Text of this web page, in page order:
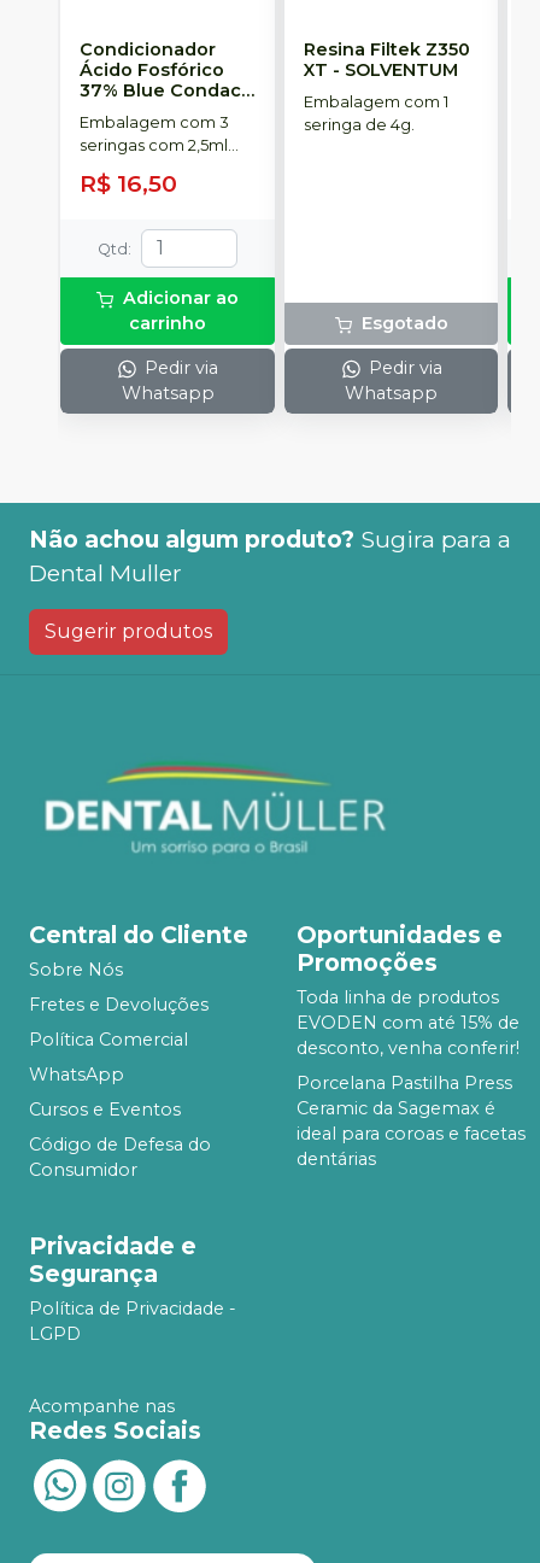
Condicionador
Ácido Fosfórico
37% Blue Condac-
FGM
Embalagem com 3
seringas com 2,5ml
cada uma e 3
ponteiras para
R$ 16,50
Qtd :
Adicionar ao
carrinho
Pedir via
Whatsapp
Resina Filtek Z350
XT - SOLVENTUM
Embalagem com 1
seringa de 4g.
Esgotado
Pedir via
Whatsapp
Não achou algum produto? Sugira para a
Dental Muller
Sugerir produtos
Central do Cliente
Sobre Nós
Fretes e Devoluções
Política Comercial
WhatsApp
Cursos e Eventos
Código de Defesa do
Consumidor
Oportunidades e
Promoções
Toda linha de produtos
EVODEN com até 15% de
desconto, venha conferir!
Porcelana Pastilha Press
Ceramic da Sagemax é
ideal para coroas e facetas
dentárias
Privacidade e
Segurança
Política de Privacidade -
LGPD
Acompanhe nas
Redes Sociais